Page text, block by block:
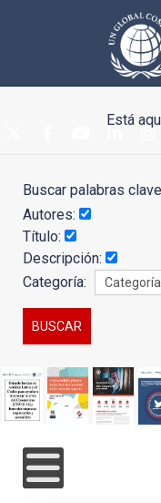
Está
Buscar palabras
Autores:
Título:
Descripción:
Categoría: